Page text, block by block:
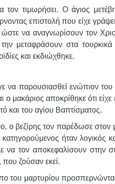
τιμωρήσει. Ο άγιος
επιστολή που είχε γράψει
να αναγνωρίσουν τον
μεταφράσουν στα
και εκδιώχθηκε.
να παρουσιασθεί ενώπιον
μακάριος αποκρίθηκε ότι είχε
και του αγίου Βαπτίσματος.
ο βεζίρης τον παρέδωσε στον
ήταν λογικός
να τον αποκεφαλίσουν στην
ζούσαν εκεί.
του μαρτυρίου